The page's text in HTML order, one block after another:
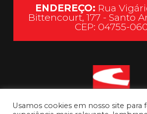
ENDEREÇO: Rua
Bittencourt, 177 - Santo
CEP: 04755-
Usamos cookies em nosso site para